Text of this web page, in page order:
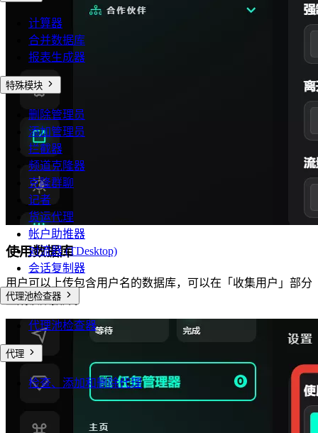
计算器
合并数据库
报表生成器
特殊模块
删除管理员
添加管理员
拦截器
频道克隆器
克隆群聊
记者
货运代理
帐户助推器
对流器 (TDesktop)
会话复制器
代理池检查器
代理池检查器
代理
检查、添加和删除代理
使用数据库
用户可以上传包含用户名的数据库，可以在「收集用户」部分
生成该数据库。